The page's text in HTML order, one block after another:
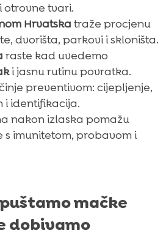
otrovne tvari.
Hrvatska traže procjenu
dvorišta, parkovi i skloništa.
raste kad uvedemo
i jasnu rutinu povratka.
preventivom: cijepljenje,
identifikacija.
nakon izlaska pomažu
s imunitetom, probavom i
mačke
dobivamo